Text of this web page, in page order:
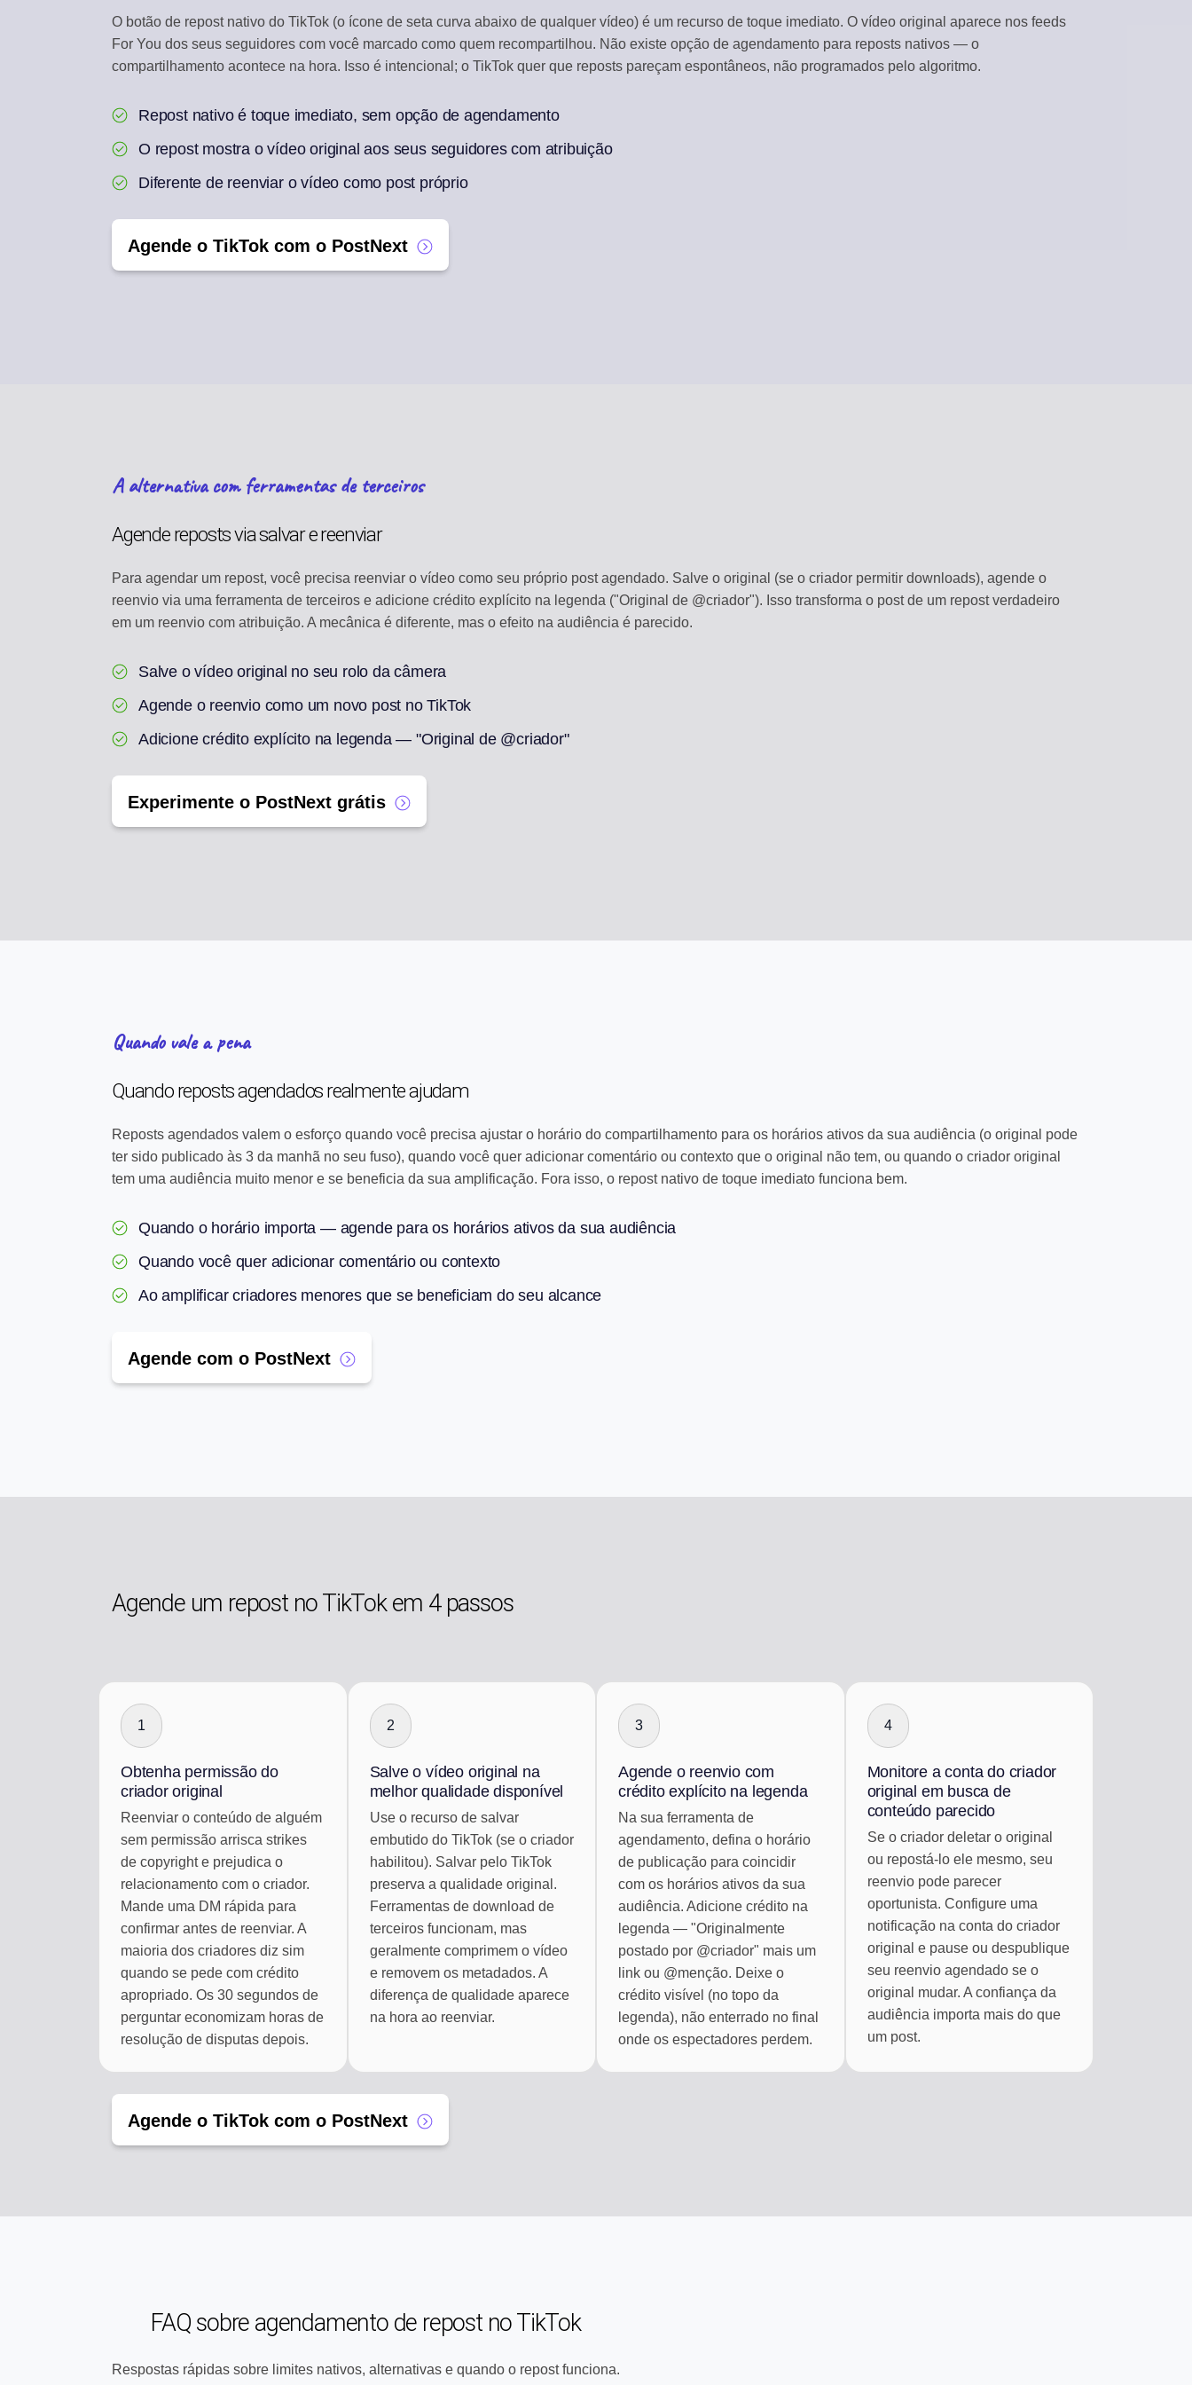
CAIXA DE ENGAJAMENTO
Responda a comentários sociais
CURADORIA DE CONTEÚDO
Rascunhos automáticos a partir de feeds RSS
Um artigo em uma semana de publicações
O botão de repost nativo do TikTok (o ícone de seta curva abaixo de qualquer vídeo) é um recurso de toque imediato. O vídeo original aparece nos feeds
For You dos seus seguidores com você marcado como quem recompartilhou. Não existe opção de agendamento para reposts nativos — o
compartilhamento acontece na hora. Isso é intencional; o TikTok quer que reposts pareçam espontâneos, não programados pelo algoritmo.
Repost nativo é toque imediato, sem opção de agendamento
O repost mostra o vídeo original aos seus seguidores com atribuição
Diferente de reenviar o vídeo como post próprio
Agende o TikTok com o PostNext
A alternativa com ferramentas de terceiros
Agende reposts via salvar e reenviar
Para agendar um repost, você precisa reenviar o vídeo como seu próprio post agendado. Salve o original (se o criador permitir downloads), agende o
reenvio via uma ferramenta de terceiros e adicione crédito explícito na legenda ("Original de @criador"). Isso transforma o post de um repost verdadeiro
em um reenvio com atribuição. A mecânica é diferente, mas o efeito na audiência é parecido.
Salve o vídeo original no seu rolo da câmera
Agende o reenvio como um novo post no TikTok
Adicione crédito explícito na legenda — "Original de @criador"
Experimente o PostNext grátis
Quando vale a pena
Quando reposts agendados realmente ajudam
Reposts agendados valem o esforço quando você precisa ajustar o horário do compartilhamento para os horários ativos da sua audiência (o original pode
ter sido publicado às 3 da manhã no seu fuso), quando você quer adicionar comentário ou contexto que o original não tem, ou quando o criador original
tem uma audiência muito menor e se beneficia da sua amplificação. Fora isso, o repost nativo de toque imediato funciona bem.
Quando o horário importa — agende para os horários ativos da sua audiência
Quando você quer adicionar comentário ou contexto
Ao amplificar criadores menores que se beneficiam do seu alcance
Agende com o PostNext
Agende um repost no TikTok em 4 passos
1
Obtenha permissão do
criador original
Reenviar o conteúdo de alguém
sem permissão arrisca strikes
de copyright e prejudica o
relacionamento com o criador.
Mande uma DM rápida para
confirmar antes de reenviar. A
maioria dos criadores diz sim
quando se pede com crédito
apropriado. Os 30 segundos de
perguntar economizam horas de
resolução de disputas depois.
2
Salve o vídeo original na
melhor qualidade disponível
Use o recurso de salvar
embutido do TikTok (se o criador
habilitou). Salvar pelo TikTok
preserva a qualidade original.
Ferramentas de download de
terceiros funcionam, mas
geralmente comprimem o vídeo
e removem os metadados. A
diferença de qualidade aparece
na hora ao reenviar.
3
Agende o reenvio com
crédito explícito na legenda
Na sua ferramenta de
agendamento, defina o horário
de publicação para coincidir
com os horários ativos da sua
audiência. Adicione crédito na
legenda — "Originalmente
postado por @criador" mais um
link ou @menção. Deixe o
crédito visível (no topo da
legenda), não enterrado no final
onde os espectadores perdem.
4
Monitore a conta do criador
original em busca de
conteúdo parecido
Se o criador deletar o original
ou repostá-lo ele mesmo, seu
reenvio pode parecer
oportunista. Configure uma
notificação na conta do criador
original e pause ou despublique
seu reenvio agendado se o
original mudar. A confiança da
audiência importa mais do que
um post.
Agende o TikTok com o PostNext
FAQ sobre agendamento de repost no TikTok
Respostas rápidas sobre limites nativos, alternativas e quando o repost funciona.